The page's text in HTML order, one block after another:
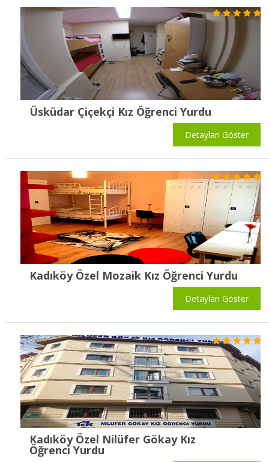
Üsküdar Çiçekçi Kız Öğrenci Yurdu
Detayları Göster
Kadıköy Özel Mozaik Kız Öğrenci Yurdu
Detayları Göster
Kadıköy Özel Nilüfer Gökay Kız
Öğrenci Yurdu